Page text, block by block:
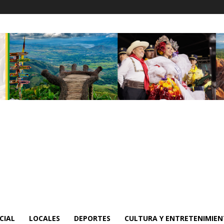
LOCALES DEPORTES CULTURA Y